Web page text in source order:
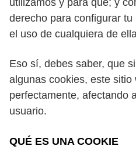
utilizamos y para qué; y
derecho para configurar
el uso de cualquiera de
Eso sí, debes saber, que
algunas cookies, este
perfectamente, afectando
usuario.
QUÉ ES UNA COOKIE